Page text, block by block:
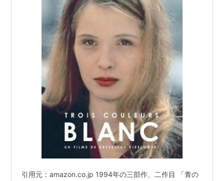
引用元：amazon.co.jp 1994年の三部作、二作目 「青の